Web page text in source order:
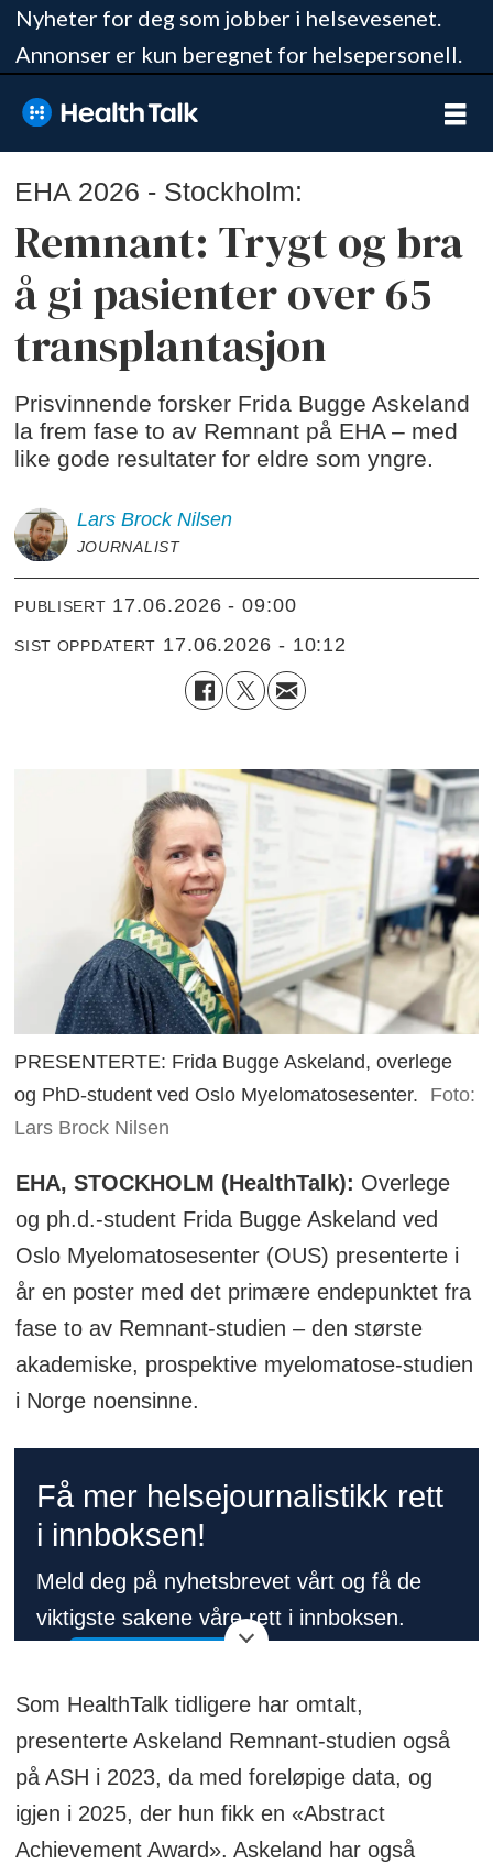
Nyheter for deg som jobber i helsevesenet.
Annonser er kun beregnet for helsepersonell.
EHA 2026 - Stockholm:
Remnant: Trygt og bra
å gi pasienter over 65
transplantasjon
Prisvinnende forsker Frida Bugge Askeland
la frem fase to av Remnant på EHA – med
like gode resultater for eldre som yngre.
Lars Brock Nilsen
JOURNALIST
PUBLISERT 17.06.2026 - 09:00
SIST OPPDATERT 17.06.2026 - 10:12
PRESENTERTE: Frida Bugge Askeland, overlege
og PhD-student ved Oslo Myelomatosesenter.
Foto:
Lars Brock Nilsen
EHA, STOCKHOLM (HealthTalk): Overlege
og ph.d.-student Frida Bugge Askeland ved
Oslo Myelomatosesenter (OUS) presenterte i
år en poster med det primære endepunktet fra
fase to av Remnant-studien – den største
akademiske, prospektive myelomatose-studien
i Norge noensinne.
Få mer helsejournalistikk rett
i innboksen!
Meld deg på nyhetsbrevet vårt og få de
viktigste sakene våre rett i innboksen.
Som HealthTalk tidligere har omtalt,
presenterte Askeland Remnant-studien også
på ASH i 2023, da med foreløpige data, og
igjen i 2025, der hun fikk en «Abstract
Achievement Award». Askeland har også